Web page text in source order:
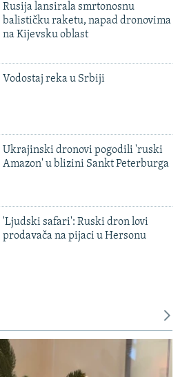
Rusija lansirala smrtonosnu
balističku raketu, napad dronovima
na Kijevsku oblast
Vodostaj reka u Srbiji
Ukrajinski dronovi pogodili 'ruski
Amazon' u blizini Sankt Peterburga
'Ljudski safari': Ruski dron lovi
prodavača na pijaci u Hersonu